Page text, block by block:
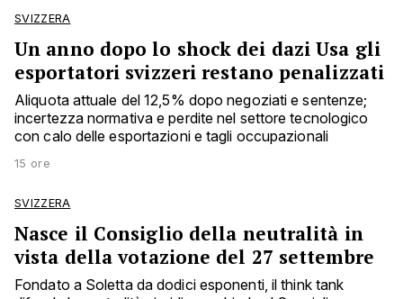
SVIZZERA
Un anno dopo lo shock dei dazi Usa gli
esportatori svizzeri restano penalizzati
Aliquota attuale del 12,5% dopo negoziati e sentenze;
incertezza normativa e perdite nel settore tecnologico
con calo delle esportazioni e tagli occupazionali
15 ore
SVIZZERA
Nasce il Consiglio della neutralità in
vista della votazione del 27 settembre
Fondato a Soletta da dodici esponenti, il think tank